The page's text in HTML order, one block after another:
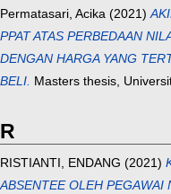
Permatasari, Acika (2021)
PPAT ATAS PERBEDAAN
DENGAN HARGA YANG
BELI. Masters thesis,
R
RISTIANTI, ENDANG (2021)
ABSENTEE OLEH